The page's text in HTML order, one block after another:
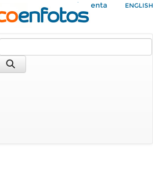
Mi Cuenta ENGLISH